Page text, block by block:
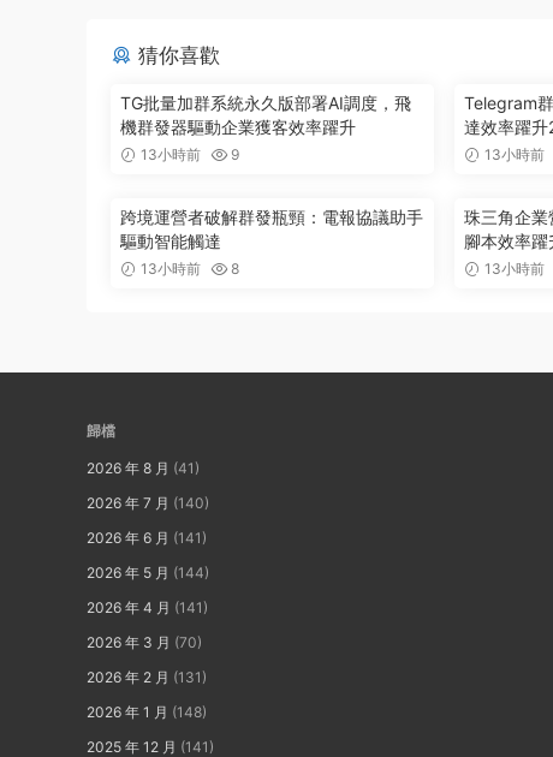
猜你喜歡
TG批量加群系統永久版部署AI調度，飛
機群發器驅動企業獲客效率躍升
13小時前 9
Telegram
達效率躍
13小時前
跨境運營者破解群發瓶頸：電報協議助手
驅動智能觸達
13小時前 8
珠三角企業
腳本效率躍
13小時前
歸檔
2026 年 8 月 (41)
2026 年 7 月 (140)
2026 年 6 月 (141)
2026 年 5 月 (144)
2026 年 4 月 (141)
2026 年 3 月 (70)
2026 年 2 月 (131)
2026 年 1 月 (148)
2025 年 12 月 (141)